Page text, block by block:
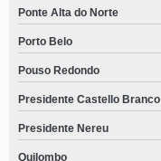
Ponte Alta do Norte
Porto Belo
Pouso Redondo
Presidente Castello Branco
Presidente Nereu
Quilombo